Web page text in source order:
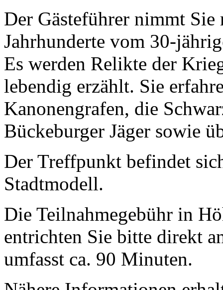
Der Gästeführer nimmt
Jahrhunderte vom 30-
Es werden Relikte der
lebendig erzählt. Sie
Kanonengrafen, die
Bückeburger Jäger sowie
Der Treffpunkt befindet
Stadtmodell.
Die Teilnahmegebühr in
entrichten Sie bitte direkt
umfasst ca. 90 Minuten.